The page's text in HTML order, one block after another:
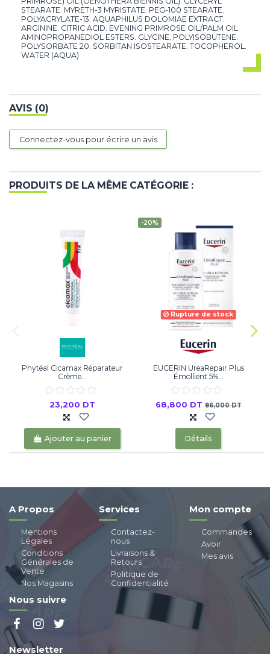
STEARATE. MYRETH-3 MYRISTATE. PEG-100 STEARATE.
POLYACRYLATE-13. AQUAPHILUS DOLOMIAE EXTRACT.
ARGININE. CITRIC ACID. EVENING PRIMROSE OIL/PALM OIL
AMINOPROPANEDIOL ESTERS. GLYCINE. POLYISOBUTENE.
POLYSORBATE 20. SORBITAN ISOSTEARATE. TOCOPHEROL.
WATER (AQUA)
AVIS (0)
Connectez-vous pour écrire un avis
PRODUITS DE LA MÊME CATÉGORIE :
Phytéal Cicamax Réparateur
Crème...
23,200 DT
Ajouter au panier
-20%
Rupture de stock
EUCERIN UreaRepair Plus
Émollient 5%...
68,800 DT 86,000 DT
Détails
A Propos
Mentions
Légales
Conditions
Générales de
Vente
Nos Magasins
Services
Contactez-
nous
Livraisons &
Retours
Politique de
Confidentialité
Mon compte
Commandes
Avoir
Mes avis
Nous suivre
Newsletter